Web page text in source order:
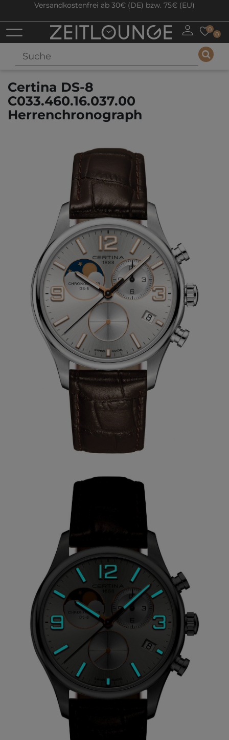
Versandkostenfrei ab 30€ (DE) bzw. 75€ (EU)
0
0
Certina DS-8
C033.460.16.037.00
Herrenchronograph